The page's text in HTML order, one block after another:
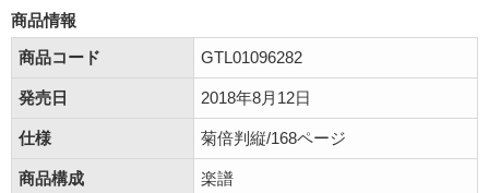
商品情報
商品コード
GTL01096282
発売日 2018年8月12日
仕様 菊倍判縦/168ページ
商品構成 楽譜